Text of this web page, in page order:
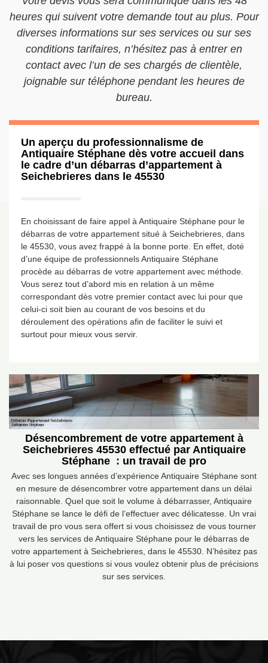
heures qui suivent votre demande tout au plus. Pour
diverses informations sur ses services ou sur ses
conditions tarifaires, n’hésitez pas à entrer en
contact avec l’un de ses chargés de clientèle,
joignable sur téléphone pendant les heures de
bureau.
Un aperçu du professionnalisme de
Antiquaire Stéphane dès votre accueil dans
le cadre d’un débarras d’appartement à
Seichebrieres dans le 45530
En choisissant de faire appel à Antiquaire Stéphane pour le
débarras de votre appartement situé à Seichebrieres, dans
le 45530, vous avez frappé à la bonne porte. En effet, doté
d’une équipe de professionnels Antiquaire Stéphane
procède au débarras de votre appartement avec méthode.
Vous serez tout d’abord mis en relation à un même
correspondant dès votre premier contact avec lui pour que
celui-ci soit bien au courant de vos besoins et du
déroulement des opérations afin de faciliter le suivi et
surtout pour mieux vous servir.
Désencombrement de votre appartement à
Seichebrieres 45530 effectué par Antiquaire
Stéphane : un travail de pro
Avec ses longues années d’expérience Antiquaire Stéphane sont
en mesure de désencombrer votre appartement dans un délai
raisonnable. Quel que soit le volume à débarrasser, Antiquaire
Stéphane se lance le défi de l’effectuer avec délicatesse. Un vrai
travail de pro vous sera offert si vous choisissez de vous tourner
vers les services de Antiquaire Stéphane pour le débarras de
votre appartement à Seichebrieres, dans le 45530. N’hésitez pas
à lui poser vos questions si vous voulez obtenir plus de précisions
sur ses services.